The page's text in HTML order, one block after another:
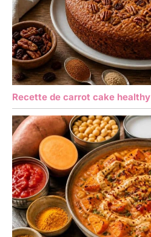
Recette de carrot cake healthy